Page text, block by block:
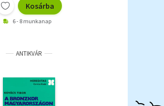
Kosárba
6 - 8 munkanap
ANTIKVÁR